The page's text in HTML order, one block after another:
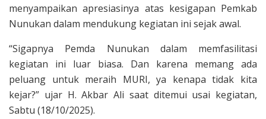
menyampaikan apresiasinya atas kesigapan Pemkab
Nunukan dalam mendukung kegiatan ini sejak awal.
“Sigapnya Pemda Nunukan dalam memfasilitasi
kegiatan ini luar biasa. Dan karena memang ada
peluang untuk meraih MURI, ya kenapa tidak kita
kejar?” ujar H. Akbar Ali saat ditemui usai kegiatan,
Sabtu (18/10/2025).